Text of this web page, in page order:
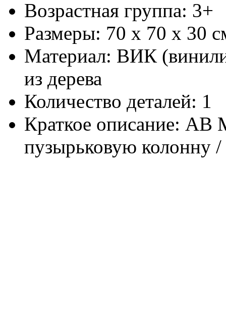
Возрастная группа: 3+
Размеры: 70 х 70 х 30
Материал: ВИК
из дерева
Количество деталей: 1
Краткое описание: АВ
пузырьковую